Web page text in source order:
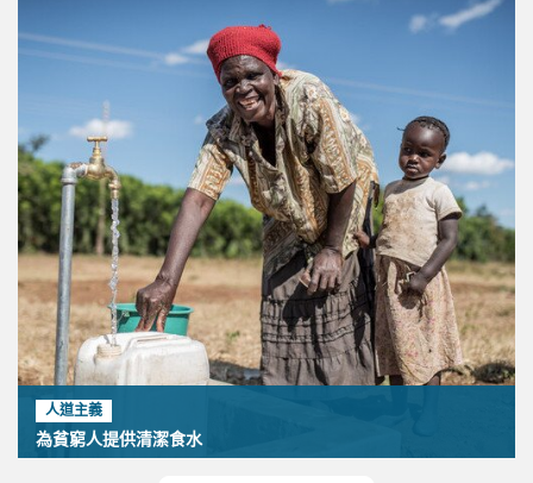
人道主義
為貧窮人提供清潔食水